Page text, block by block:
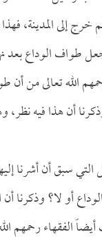
إلى المدينة،
طواف الوداع بعد
الله تعالى من
أن هذا فيه نظر،
سبق أن أشرنا
أو لا؟ وذكرنا أن
الفقهاء رحمهم